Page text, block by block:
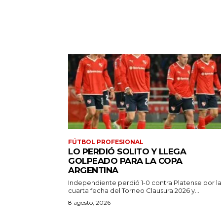
FÚTBOL PROFESIONAL
LO PERDIÓ SOLITO Y LLEGA
GOLPEADO PARA LA COPA
ARGENTINA
Independiente perdió 1-0 contra Platense por la
cuarta fecha del Torneo Clausura 2026 y...
8 agosto, 2026